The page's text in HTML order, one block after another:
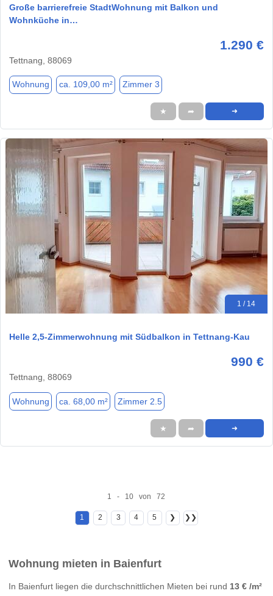
Große barrierefreie StadtWohnung mit Balkon und
Wohnküche in…
1.290 €
Tettnang, 88069
Wohnung ca. 109,00 m² Zimmer 3
★ ➦ ➜
1 / 14
Helle 2,5-Zimmerwohnung mit Südbalkon in Tettnang-Kau
990 €
Tettnang, 88069
Wohnung ca. 68,00 m² Zimmer 2.5
★ ➦ ➜
1 - 10 von 72
1 2 3 4 5 ❯ ❯❯
Wohnung mieten in Baienfurt
In Baienfurt liegen die durchschnittlichen Mieten bei rund 13 € /m²